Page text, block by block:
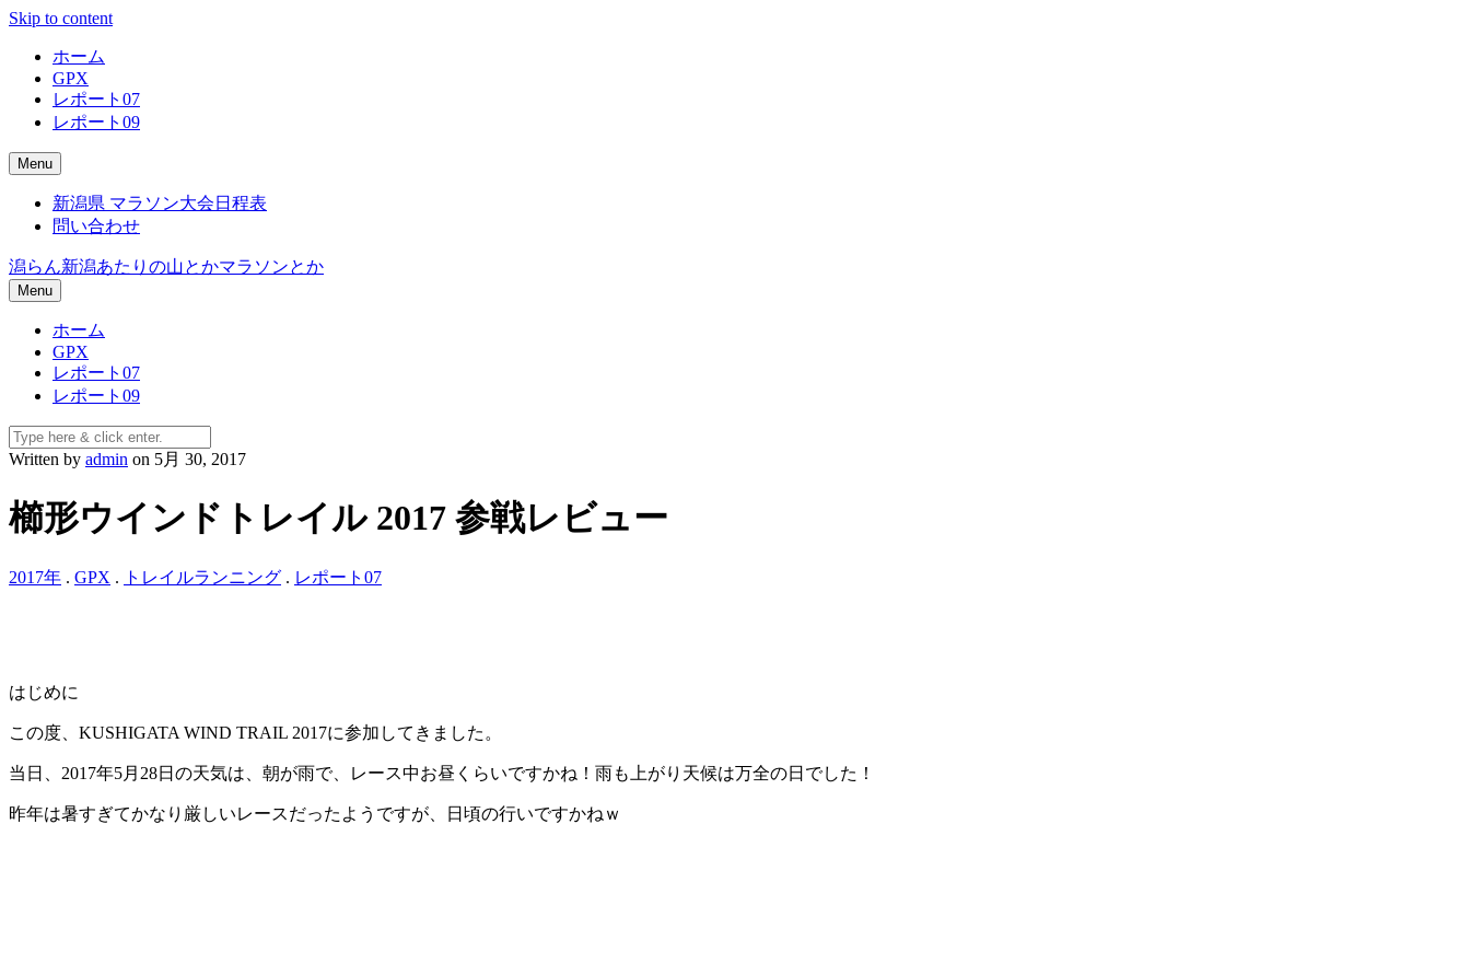
Skip to content
ホーム
GPX
レポート07
レポート09
Menu
新潟県 マラソン大会日程表
問い合わせ
潟らん新潟あたりの山とかマラソンとか
Menu
ホーム
GPX
レポート07
レポート09
Written by admin on 5月 30, 2017
櫛形ウインドトレイル 2017 参戦レビュー
2017年 . GPX . トレイルランニング . レポート07
はじめに
この度、KUSHIGATA WIND TRAIL 2017に参加してきました。
当日、2017年5月28日の天気は、朝が雨で、レース中お昼くらいですかね！雨も上がり天候は万全の日でした！
昨年は暑すぎてかなり厳しいレースだったようですが、日頃の行いですかねｗ